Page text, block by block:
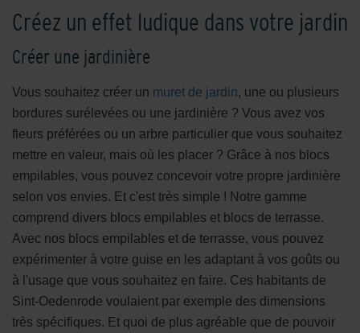
Créez un effet ludique dans votre jardin
Créer une jardinière
Vous souhaitez créer un muret de jardin, une ou plusieurs
bordures surélevées ou une jardinière ? Vous avez vos
fleurs préférées ou un arbre particulier que vous souhaitez
mettre en valeur, mais où les placer ? Grâce à nos blocs
empilables, vous pouvez concevoir votre propre jardinière
selon vos envies. Et c'est très simple ! Notre gamme
comprend divers blocs empilables et blocs de terrasse.
Avec nos blocs empilables et de terrasse, vous pouvez
expérimenter à votre guise en les adaptant à vos goûts ou
à l'usage que vous souhaitez en faire. Ces habitants de
Sint-Oedenrode voulaient par exemple des dimensions
très spécifiques. Et quoi de plus agréable que de pouvoir